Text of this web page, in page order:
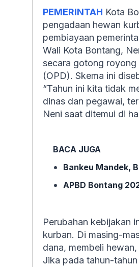
PEMERINTAH Kota
pengadaan hewan
pembiayaan
Wali Kota Bontang,
secara gotong
(OPD). Skema ini
“Tahun ini kita tidak
dinas dan pegawai,
Neni saat ditemui di
BACA JUGA
Bankeu Mandek,
APBD Bontang
Perubahan kebijakan
kurban. Di masing-
dana, membeli
Jika pada tahun-